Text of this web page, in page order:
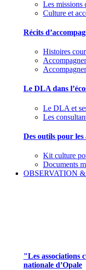
Les missions
Culture et
Récits
Histoires
Le DLA dans
Le DLA et
Les
Des outils pour
Kit culture
Documents
OBSERVATION
"Les associations
nationale d’Opale